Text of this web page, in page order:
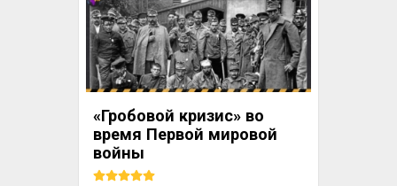
Николаевич Гумилев (1912 – 1992) /
Литературный портал
Столичные идеологи — обычно
либеральнее. Наоборот, в столице
действительную опасность для
господст...
«Гробовой кризис» во
время Первой мировой
войны